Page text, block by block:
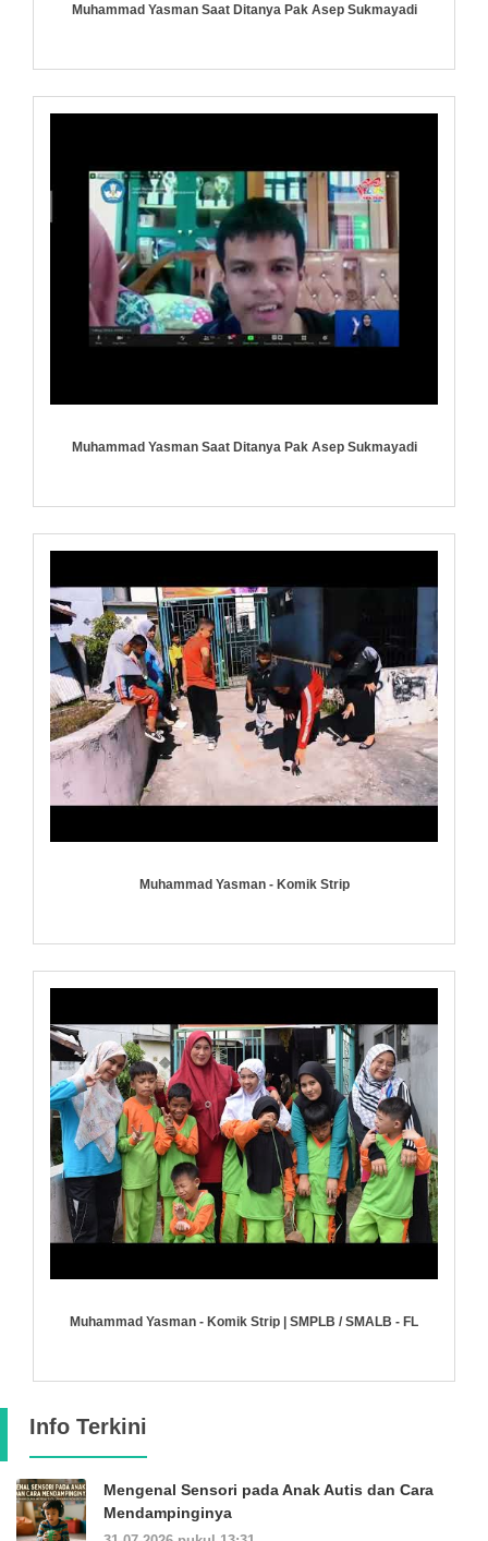
Muhammad Yasman Saat Ditanya Pak Asep Sukmayadi
Muhammad Yasman Saat Ditanya Pak Asep Sukmayadi
Muhammad Yasman - Komik Strip
Muhammad Yasman - Komik Strip | SMPLB / SMALB - FL
Info Terkini
Mengenal Sensori pada Anak Autis dan Cara
Mendampinginya